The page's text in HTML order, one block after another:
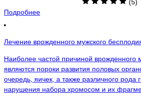
(5)
Подробнее
Лечение врожденного мужского
Наиболее частой причиной врожденного
являются пороки развития половых
очередь, яичек, а также различного рода
нарушения набора хромосом и их